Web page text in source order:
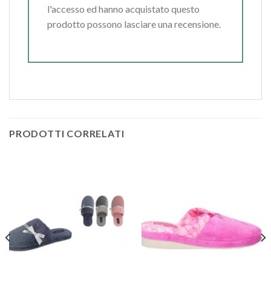
l'accesso ed hanno acquistato questo
prodotto possono lasciare una recensione.
PRODOTTI CORRELATI